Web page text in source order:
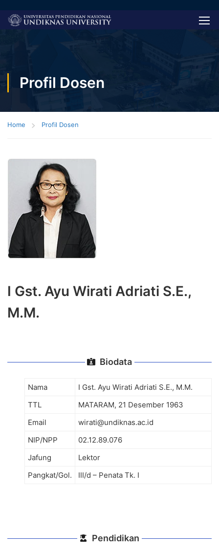
Profil Dosen
Home Profil Dosen
I Gst. Ayu Wirati Adriati S.E.,
M.M.
Biodata
Nama
I Gst. Ayu Wirati Adriati S.E., M.M.
TTL
MATARAM, 21 Desember 1963
Email
wirati@undiknas.ac.id
NIP/NPP
02.12.89.076
Jafung
Lektor
Pangkat/Gol.
III/d – Penata Tk. I
Pendidikan